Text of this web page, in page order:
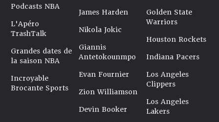
Podcasts NBA
L'Apéro
TrashTalk
Grandes dates de
la saison NBA
Incroyable
Brocante Sports
James Harden
Nikola Jokic
Giannis
Antetokounmpo
Evan Fournier
Zion Williamson
Devin Booker
Golden State
Warriors
Houston Rockets
Indiana Pacers
Los Angeles
Clippers
Los Angeles
Lakers